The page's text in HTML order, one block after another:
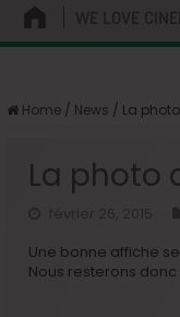
WE LOVE
Home / News / La
La photo
Une bonne affiche
Nous resterons